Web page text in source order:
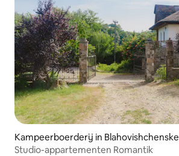
Kampeerboerderij in Blahovishchenske
Studio-appartementen Romantik